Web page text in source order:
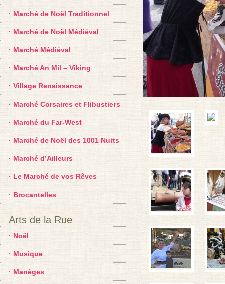
Marché de Noël Traditionnel
Marché de Noël Médiéval
Marché Médiéval
Marché An Mil – Viking
Village Renaissance
Marché Corsaires et Flibustiers
Marché du Far-West
Marché de Noël des 1001 Nuits
Marché d’Ailleurs
Le Marché de vos Rêves
Brocantelles
Arts de la Rue
Noël
Musique
Manèges